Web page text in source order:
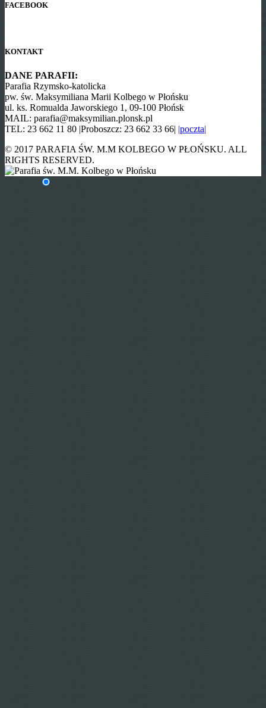
FACEBOOK
KONTAKT
DANE PARAFII:
Parafia Rzymsko-katolicka
pw. św. Maksymiliana Marii Kolbego w Płońsku
ul. ks. Romualda Jaworskiego 1, 09-100 Płońsk
MAIL: parafia@maksymilian.plonsk.pl
TEL: 23 662 11 80 |Proboszcz: 23 662 33 66| |poczta|
© 2017 PARAFIA ŚW. M.M KOLBEGO W PŁOŃSKU. ALL
RIGHTS RESERVED.